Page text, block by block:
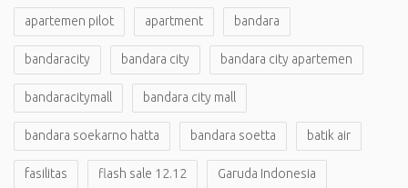
apartemen pilot apartment bandara
bandaracity bandara city bandara city apartemen
bandaracitymall bandara city mall
bandara soekarno hatta bandara soetta batik air
fasilitas flash sale 12.12 Garuda Indonesia